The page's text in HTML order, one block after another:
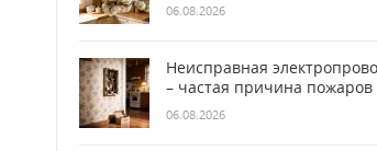
06.08.2026
Неисправная
– частая причина пожаров
06.08.2026